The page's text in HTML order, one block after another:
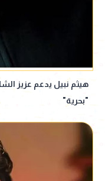
هيثم نبيل يدعم عزيز
"بحرية"